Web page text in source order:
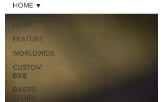
HOME
FEATURE
WORLDWIDE
CUSTOM
BIKE
BIKERS'
STORY
HOME